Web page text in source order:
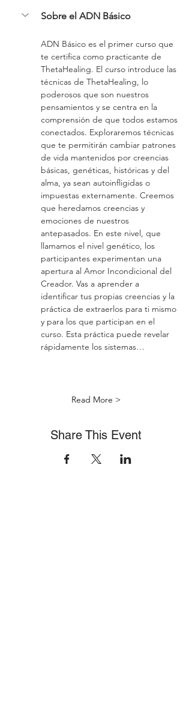
Sobre el ADN Básico
ADN Básico es el primer curso que
te certifica como practicante de
ThetaHealing. El curso introduce las
técnicas de ThetaHealing, lo
poderosos que son nuestros
pensamientos y se centra en la
comprensión de que todos estamos
conectados. Exploraremos técnicas
que te permitirán cambiar patrones
de vida mantenidos por creencias
básicas, genéticas, históricas y del
alma, ya sean autoinfligidas o
impuestas externamente. Creemos
que heredamos creencias y
emociones de nuestros
antepasados. En este nivel, que
llamamos el nivel genético, los
participantes experimentan una
apertura al Amor Incondicional del
Creador. Vas a aprender a
identificar tus propias creencias y la
práctica de extraerlos para ti mismo
y para los que participan en el
curso. Esta práctica puede revelar
rápidamente los sistemas…
Read More >
Share This Event